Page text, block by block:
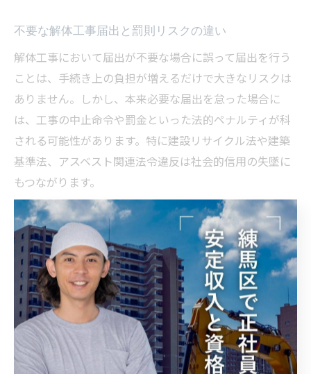
不要な解体工事届出と罰則リスクの違い
解体工事において届出が不要な場合に誤って届出を行う
ことは、手続き上の負担が増えるだけで大きなリスクは
ありません。しかし、本来必要な届出を怠った場合に
は、工事の中止命令や罰金といった法的ペナルティが科
される可能性があります。特に建設リサイクル法や建築
基準法、アスベスト関連法令違反は社会的信用の失墜に
もつながります。
罰則リスクを回避するためには、解体工事の計画段階で
必ず法的要件を精査し、必要な届出や申請手続きを確実
に行うことが不可欠です。過去には、届出漏れが原因で
解体工事が途中で停止し、工期遅延や追加費用発生につ
ながった事例も報告されています。正確な判別と適切な
手続きが、安心・安全な解体工事の鍵となります。